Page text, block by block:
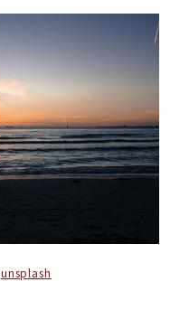
unsplash